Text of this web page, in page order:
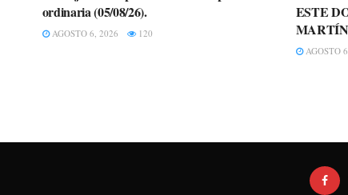
ordinaria (05/08/26).
AGOSTO 6, 2026 120
ESTE
AGOSTO